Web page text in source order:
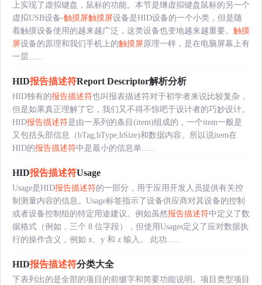
上实现了虚拟键盘，鼠标的功能。本节是继虚拟键盘鼠标的另一个
虚拟USB设备-触摸屏触摸屏设备是HID设备的一个小类，但是随
着触摸设备使用的越来越广泛，这类设备也变地越来越重要。 触摸
屏设备的原理和我们手机上的触摸屏原理一样，是在电脑屏幕上有
一层......
HID报告描述符Report Descriptor解析分析
HID独有的报告描述符也叫报表描述符对于初学者来说比较复杂，
但是如果真正理解了它，我们又不得不惊吧于设计者的巧妙设计。
HID报告描述符是由一系列的条目(item)组成的，一个item一般是
又包括头部信息（bTag,bType,bSize)和数据内容。所以说item在
HID的报告描述符中是最小的信息单......
HID报告描述符Usage
Usage是HID报告描述符的一部分，用于应用开发人员提供有关控
制测量内容的信息。Usage标签指示了设备供应商对其设备的控制
或者设备控制组的特定用途建议。例如虽然报告描述符中定义了数
据格式（例如，三个 8 位字段），但使用Usages定义了应对数据执
行的操作含义，例如 x、y 和 z 输入。 此功......
HID报告描述符分类大全
下表列出的是全部的项目的前缀字和简要功能说明。项目类型项目